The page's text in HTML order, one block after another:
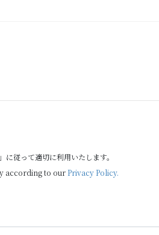
」に従って適切に利用いたします。
according to ourPrivacy Policy.